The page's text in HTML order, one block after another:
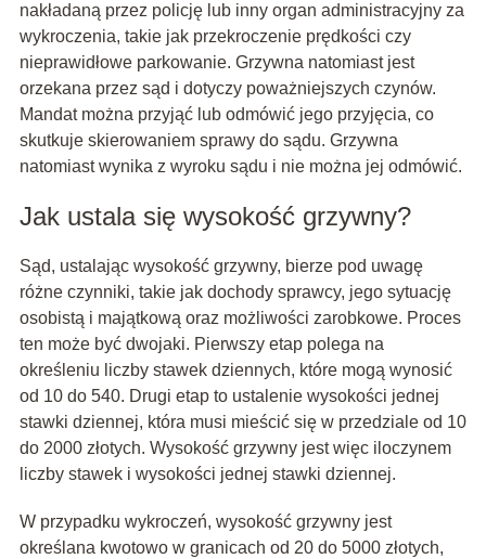
nakładaną przez policję lub inny organ administracyjny za
wykroczenia, takie jak przekroczenie prędkości czy
nieprawidłowe parkowanie. Grzywna natomiast jest
orzekana przez sąd i dotyczy poważniejszych czynów.
Mandat można przyjąć lub odmówić jego przyjęcia, co
skutkuje skierowaniem sprawy do sądu. Grzywna
natomiast wynika z wyroku sądu i nie można jej odmówić.
Jak ustala się wysokość grzywny?
Sąd, ustalając wysokość grzywny, bierze pod uwagę
różne czynniki, takie jak dochody sprawcy, jego sytuację
osobistą i majątkową oraz możliwości zarobkowe. Proces
ten może być dwojaki. Pierwszy etap polega na
określeniu liczby stawek dziennych, które mogą wynosić
od 10 do 540. Drugi etap to ustalenie wysokości jednej
stawki dziennej, która musi mieścić się w przedziale od 10
do 2000 złotych. Wysokość grzywny jest więc iloczynem
liczby stawek i wysokości jednej stawki dziennej.
W przypadku wykroczeń, wysokość grzywny jest
określana kwotowo w granicach od 20 do 5000 złotych,